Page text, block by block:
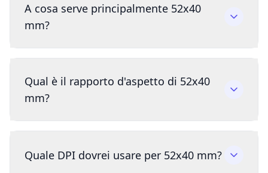
A cosa serve principalmente 52x40
mm?
Qual è il rapporto d'aspetto di 52x40
mm?
Quale DPI dovrei usare per 52x40 mm?